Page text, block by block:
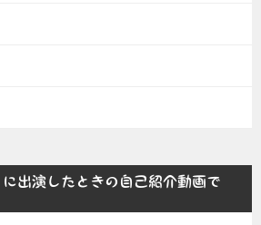
出演したときの自己紹介動画で